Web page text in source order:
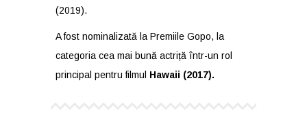
(2019).
A fost nominalizată la Premiile Gopo, la
categoria cea mai bună actriță într-un rol
principal pentru filmul Hawaii (2017).